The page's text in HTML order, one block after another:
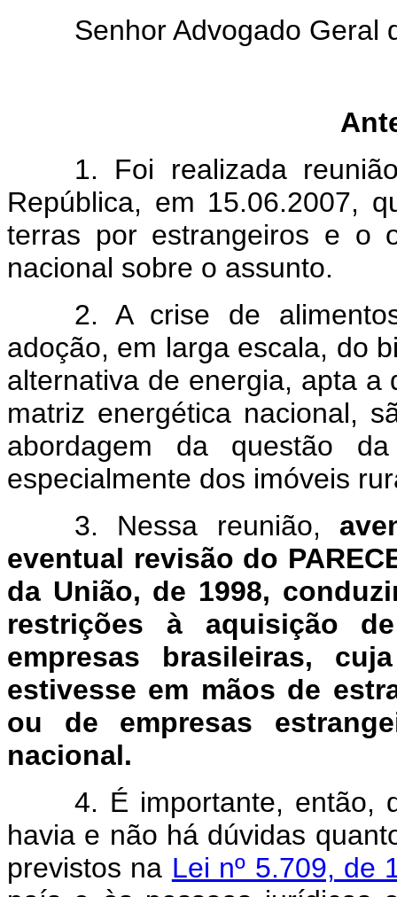
Senhor Advogado Geral
1. Foi realizada
República, em 15.06.2007,
terras por estrangeiros e o
nacional sobre o assunto.
2. A crise de
adoção, em larga escala, do
alternativa de energia, apta a
matriz energética nacional,
abordagem da questão
especialmente dos imóveis
3. Nessa reunião,
eventual revisão do
da União, de 1998,
restrições à aquisição
empresas brasileiras,
estivesse em mãos de
ou de empresas
nacional.
4. É importante, então,
havia e não há dúvidas
previstos na Lei nº 5.709, de